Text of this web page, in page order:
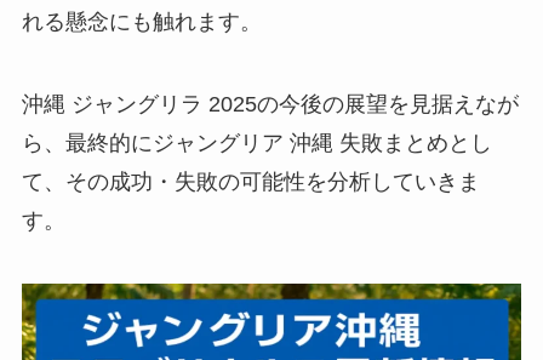
れる懸念にも触れます。
沖縄 ジャングリラ 2025の今後の展望を見据えなが
ら、最終的にジャングリア 沖縄 失敗まとめとし
て、その成功・失敗の可能性を分析していきま
す。